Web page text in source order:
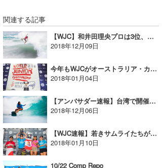
関連する記事
【WJC】和井田理央プロは3位、西優司プロは5位フィニッシュ！
2018年12月09日
今年もWJCがオーストラリア・カイアマでスタート！
2018年01月04日
【アンバサダー速報】台湾で開催中のWJCにて野中美波プロは5位フィニッシュ！
2018年12月06日
【WJC速報】若きサムライたちが大健闘！
2018年01月10日
10/22 Comp Repo